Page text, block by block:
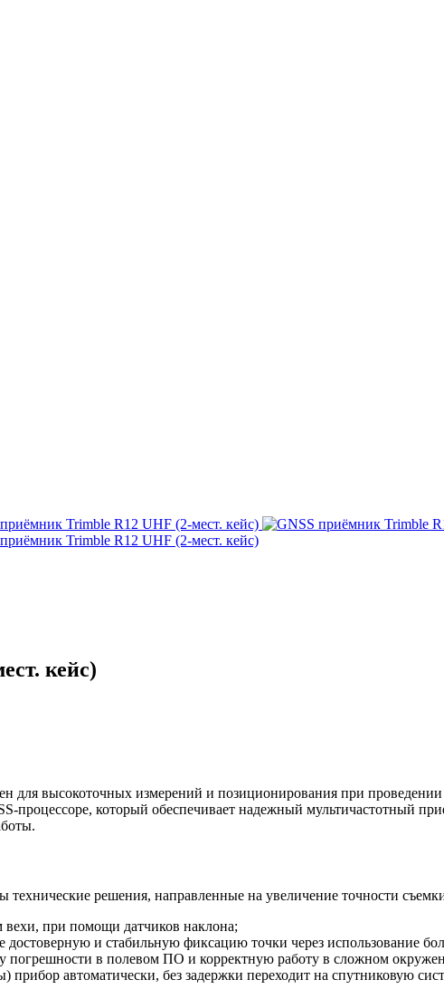
кейс)
для высокоточных измерений и позиционирования при
процессоре, который обеспечивает надежный мультичастотный
технические решения, направленные на увеличение точности
при помощи датчиков наклона;
достоверную и стабильную фиксацию точки через использование
погрешности в полевом ПО и корректную работу в сложном
прибор автоматически, без задержки переходит на спутниковую